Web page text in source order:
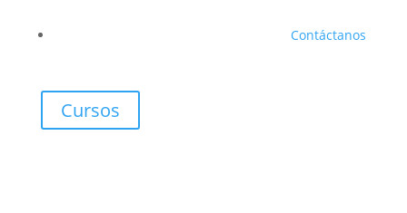
Contáctanos
Cursos